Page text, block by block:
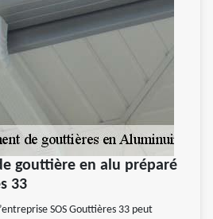
gouttière en alu préparé
33
SOS Gouttières 33 peut